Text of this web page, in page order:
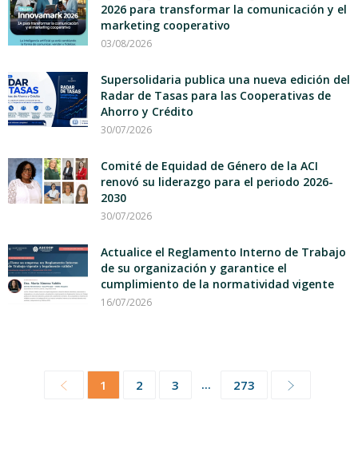
2026 para transformar la comunicación y el
marketing cooperativo
03/08/2026
Supersolidaria publica una nueva edición del
Radar de Tasas para las Cooperativas de
Ahorro y Crédito
30/07/2026
Comité de Equidad de Género de la ACI
renovó su liderazgo para el periodo 2026-
2030
30/07/2026
Actualice el Reglamento Interno de Trabajo
de su organización y garantice el
cumplimiento de la normatividad vigente
16/07/2026
1 2 3 ... 273